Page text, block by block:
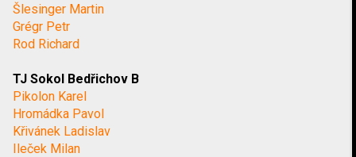
Šlesinger Martin
Grégr Petr
Rod Richard
TJ Sokol Bedřichov B
Pikolon Karel
Hromádka Pavol
Křivánek Ladislav
Ileček Milan